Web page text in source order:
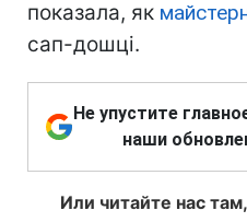
показала, як
сап-дошці.
Не упустите
наши
Или читайте нас